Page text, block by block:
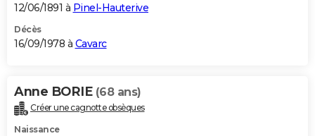
12/06/1891 à Pinel-Hauterive
Décès
16/09/1978 à Cavarc
Anne BORIE (68 ans)
Créer une cagnotte obsèques
Naissance